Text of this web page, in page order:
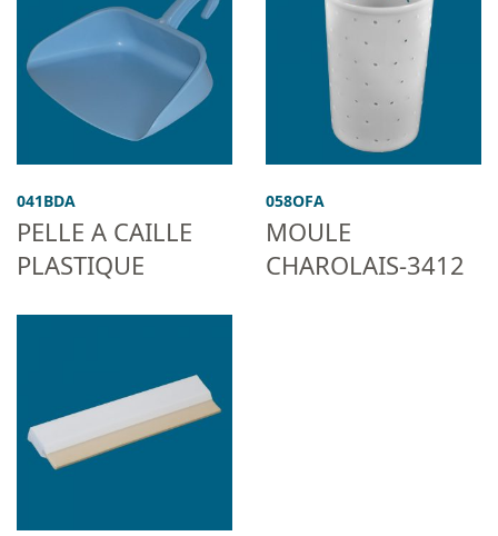
041BDA
PELLE A CAILLE
PLASTIQUE
058OFA
MOULE
CHAROLAIS-3412